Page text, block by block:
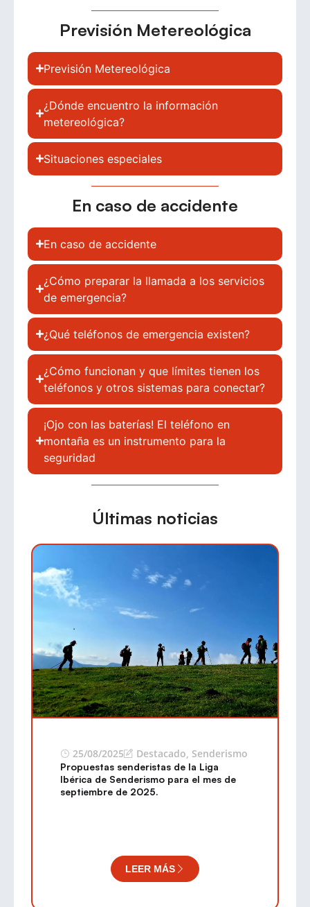
Previsión Metereológica
Previsión Metereológica
¿Dónde encuentro la información
metereológica?
Situaciones especiales
En caso de accidente
En caso de accidente
¿Cómo preparar la llamada a los servicios
de emergencia?
¿Qué teléfonos de emergencia existen?
¿Cómo funcionan y que límites tienen los
teléfonos y otros sistemas para conectar?
¡Ojo con las baterías! El teléfono en
montaña es un instrumento para la
seguridad
Últimas noticias
25/08/2025 Destacado Senderismo
Propuestas senderistas de la Liga
Ibérica de Senderismo para el mes de
septiembre de 2025.
LEER MÁS